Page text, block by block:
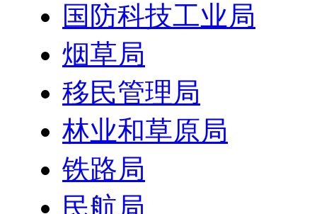
国防科技工业局
烟草局
移民管理局
林业和草原局
铁路局
民航局